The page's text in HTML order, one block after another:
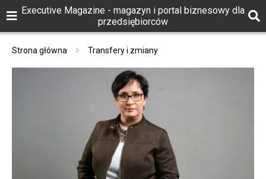
Executive Magazine - magazyn i portal biznesowy dla
przedsiębiorców
Strona główna Transfery i zmiany